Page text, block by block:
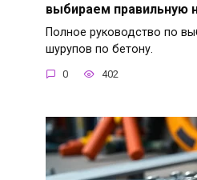
выбираем правильную
Полное руководство по
шурупов по бетону.
0 402